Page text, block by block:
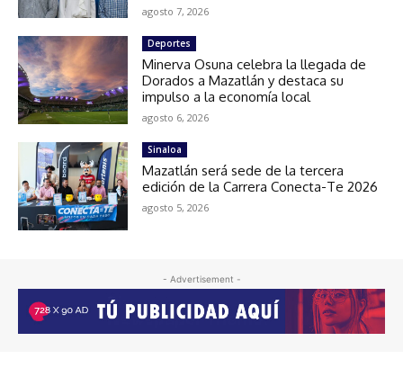
agosto 7, 2026
Deportes
Minerva Osuna celebra la llegada de
Dorados a Mazatlán y destaca su
impulso a la economía local
agosto 6, 2026
Sinaloa
Mazatlán será sede de la tercera
edición de la Carrera Conecta-Te 2026
agosto 5, 2026
- Advertisement -